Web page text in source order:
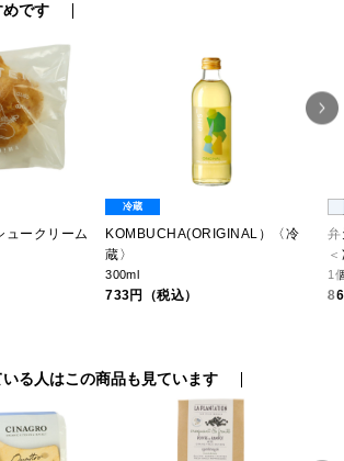
めです
ュークリーム
冷蔵
KOMBUCHA(ORIGINAL）〈冷
蔵〉
300ml
733円（税込）
1
る人はこの商品も見ています